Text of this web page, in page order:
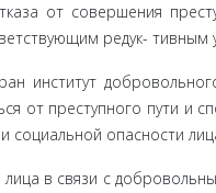
от совершения
редук-
институт
от преступного пути
социаль­ной опасности
в связи с